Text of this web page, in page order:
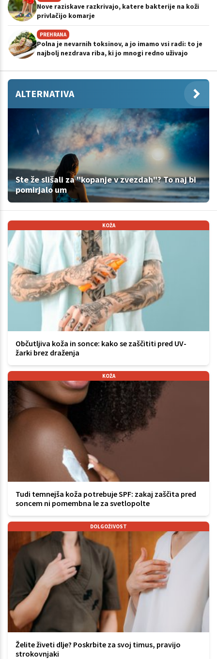
Nove raziskave razkrivajo, katere bakterije na koži
privlačijo komarje
PREHRANA
Polna je nevarnih toksinov, a jo imamo vsi radi: to je
najbolj nezdrava riba, ki jo mnogi redno uživajo
ALTERNATIVA
Ste že slišali za "kopanje v zvezdah"? To naj bi
pomirjalo um
KOŽA
Občutljiva koža in sonce: kako se zaščititi pred UV-
žarki brez draženja
KOŽA
Tudi temnejša koža potrebuje SPF: zakaj zaščita pred
soncem ni pomembna le za svetlopolte
DOLGOŽIVOST
Želite živeti dlje? Poskrbite za svoj timus, pravijo
strokovnjaki